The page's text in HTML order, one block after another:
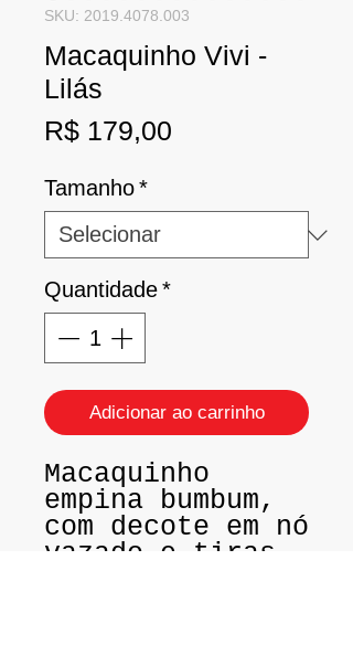
SKU: 2019.4078.003
Macaquinho Vivi -
Lilás
R$ 179,00
Tamanho*
Quantidade*
Adicionar ao carrinho
Macaquinho
empina bumbum,
com decote em nó
vazado e tiras